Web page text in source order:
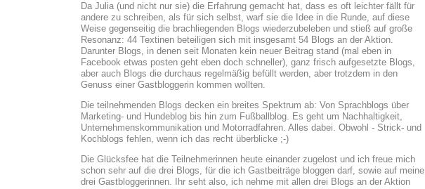
Da Julia (und nicht nur sie) die Erfahrung gemacht hat, dass es oft leichter fällt für
andere zu schreiben, als für sich selbst, warf sie die Idee in die Runde, auf diese
Weise gegenseitig die brachliegenden Blogs wiederzubeleben und stieß auf große
Resonanz: 44 Textinen beteiligen sich mit insgesamt 54 Blogs an der Aktion.
Darunter Blogs, in denen seit Monaten kein neuer Beitrag stand (mal eben in
Facebook etwas posten geht eben doch schneller), ganz frisch aufgesetzte Blogs,
aber auch Blogs die durchaus regelmäßig befüllt werden, aber trotzdem in den
Genuss einer Gastbloggerin kommen wollten.
Die teilnehmenden Blogs decken ein breites Spektrum ab: Von Sprachblogs über
Marketing- und Hundeblog bis hin zum Fußballblog. Es geht um Nachhaltigkeit,
Unternehmenskommunikation und Motorradfahren. Alles dabei. Obwohl - Strick- und
Kochblogs fehlen, wenn ich das recht überblicke ;-)
Die Glücksfee hat die Teilnehmerinnen heute einander zugelost und ich freue mich
schon sehr auf die drei Blogs, für die ich Gastbeiträge bloggen darf, sowie auf meine
drei Gastbloggerinnen. Ihr seht also, ich nehme mit allen drei Blogs an der Aktion